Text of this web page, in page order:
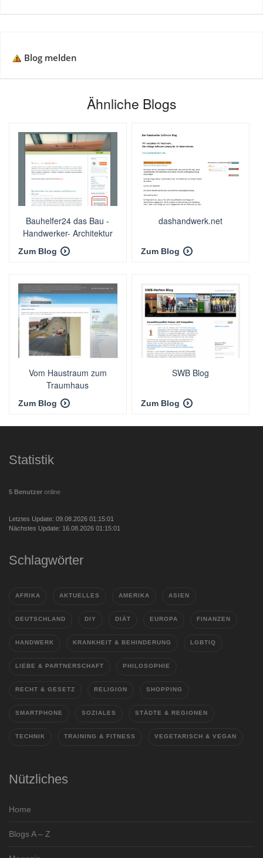
Blog melden
Ähnliche Blogs
Bauhelfer24 das Bau -
Handwerker- Architektur
Blog
Zum Blog
dashandwerk.net
Zum Blog
Vom Haustraum zum
Traumhaus
Zum Blog
SWB Blog
Zum Blog
Statistik
5 Benutzer online
Letztes Update: 09.08.2026 01:15:01
Nächstes Update: 16.08.2026 01:15:01
Schlagwörter
AFRIKA AKTUELLES AMERIKA ASIEN
DEUTSCHLAND DIY DIÄT EUROPA FINANZEN
HANDWERK KRANKHEIT & BEHINDERUNG LGBTIQ
LIEBE & PARTNERSCHAFT PHILOSOPHIE
RECHT & GESETZ RELIGION SHOPPING
SMARTPHONE SOZIALES STÄDTE & REGIONEN
TECHNIK TRAINING & FITNESS VEGETARISCH & VEGAN
Nützliches
Home
Blogs A – Z